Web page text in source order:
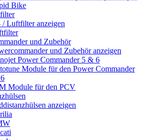
Bike
/ Luftfilter anzeigen
und Zubehör
und Zubehör anzeigen
Power Commander 5 & 6
Module für den Power Commander
Module für den PCV
anzeigen